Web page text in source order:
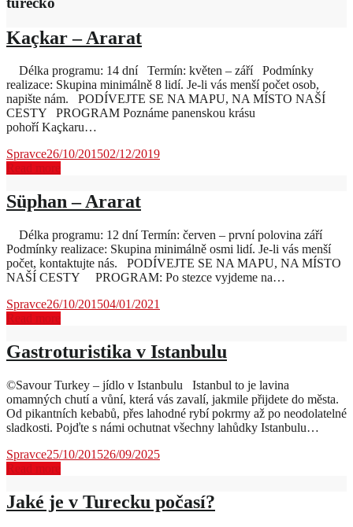
Kaçkar – Ararat
Délka programu: 14 dní Termín: květen – září Podmínky
realizace: Skupina minimálně 8 lidí. Je-li vás menší počet osob,
napište nám. PODÍVEJTE SE NA MAPU, NA MÍSTO NAŠÍ
CESTY PROGRAM Poznáme panenskou krásu
pohoří Kaçkaru…
Spravce26/10/201502/12/2019
Read more
Süphan – Ararat
Délka programu: 12 dní Termín: červen – první polovina září
Podmínky realizace: Skupina minimálně osmi lidí. Je-li vás menší
počet, kontaktujte nás. PODÍVEJTE SE NA MAPU, NA MÍSTO
NAŠÍ CESTY PROGRAM: Po stezce vyjdeme na…
Spravce26/10/201504/01/2021
Read more
Gastroturistika v Istanbulu
©Savour Turkey – jídlo v Istanbulu Istanbul to je lavina
omamných chutí a vůní, která vás zavalí, jakmile přijdete do města.
Od pikantních kebabů, přes lahodné rybí pokrmy až po neodolatelné
sladkosti. Pojďte s námi ochutnat všechny lahůdky Istanbulu…
Spravce25/10/201526/09/2025
Read more
Jaké je v Turecku počasí?